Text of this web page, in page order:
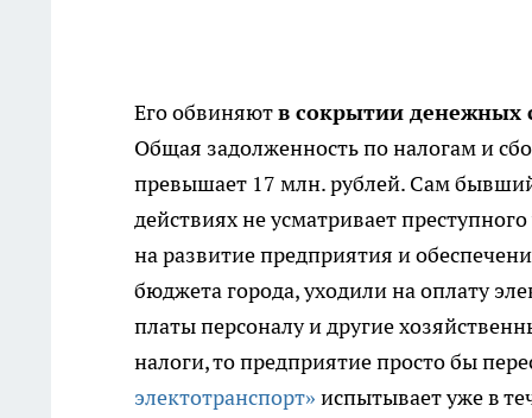
Его обвиняютв сокрытии денежных
Общая задолженность по налогам и
превышает 17 млн. рублей. Сам
действиях не усматривает
на развитие предприятия и
бюджета города, уходили на оплату
платы персоналу и другие
налоги, то предприятие просто бы
электотранспорт» испытывает уже в